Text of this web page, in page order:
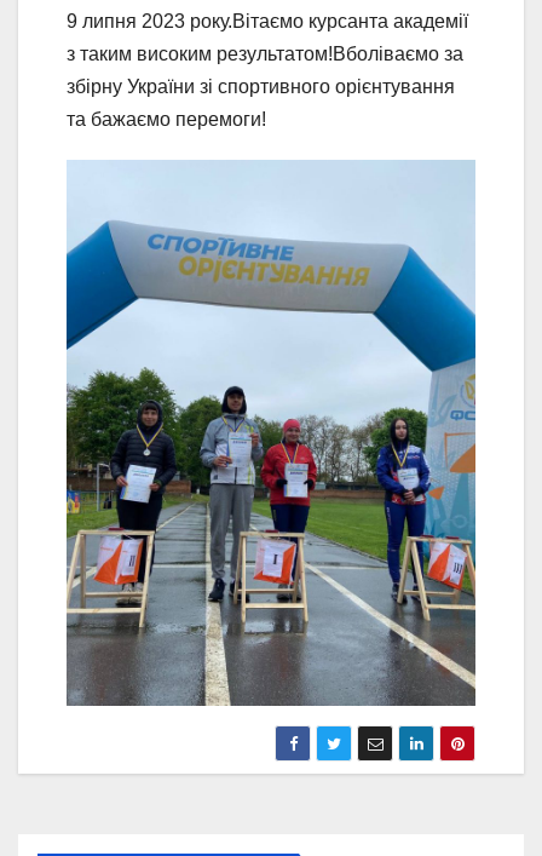
9 липня 2023 року.Вітаємо курсанта академії
з таким високим результатом!Вболіваємо за
збірну України зі спортивного орієнтування
та бажаємо перемоги!